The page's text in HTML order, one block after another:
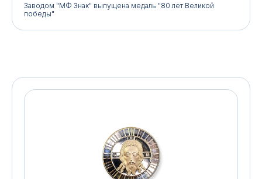
Заводом "МФ Знак" выпущена медаль "80 лет Великой
победы"